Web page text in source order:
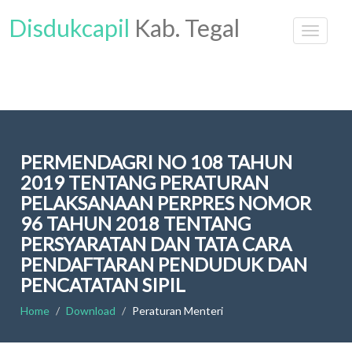
Disdukcapil Kab. Tegal
PERMENDAGRI NO 108 TAHUN
2019 TENTANG PERATURAN
PELAKSANAAN PERPRES NOMOR
96 TAHUN 2018 TENTANG
PERSYARATAN DAN TATA CARA
PENDAFTARAN PENDUDUK DAN
PENCATATAN SIPIL
Home Download Peraturan Menteri